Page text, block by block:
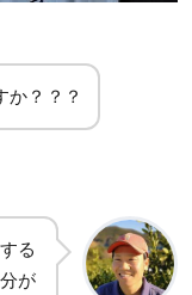
か？？？
る
が